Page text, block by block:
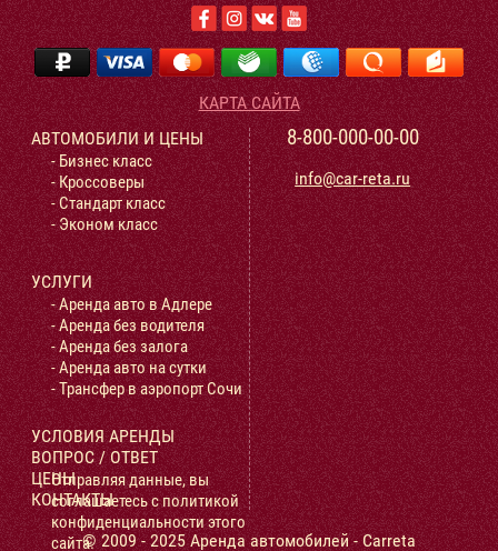
КАРТА САЙТА
АВТОМОБИЛИ И ЦЕНЫ
- Бизнес класс
- Кроссоверы
- Стандарт класс
- Эконом класс
УСЛУГИ
- Аренда авто в Адлере
- Аренда без водителя
- Аренда без залога
- Аренда авто на сутки
- Трансфер в аэропорт Сочи
УСЛОВИЯ АРЕНДЫ
ВОПРОС / ОТВЕТ
Отправляя данные, вы
соглашаетесь с политикой
конфиденциальности этого
сайта.
ЦЕНЫ
КОНТАКТЫ
8-800-000-00-00
info@car-reta.ru
© 2009 - 2025 Аренда автомобилей - Carreta